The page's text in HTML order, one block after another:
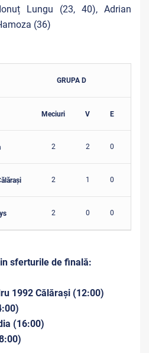
Lungu (23, 40), Adrian
(36)
GRUPA D
Meciuri V E
2 2 0
2 1 0
2 0 0
sferturile de finală:
1992 Călărași (12:00)
(16:00)